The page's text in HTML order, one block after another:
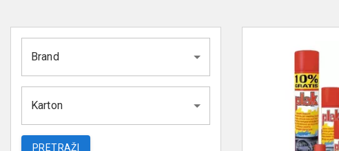
Brand
Karton
PRETRAŽI